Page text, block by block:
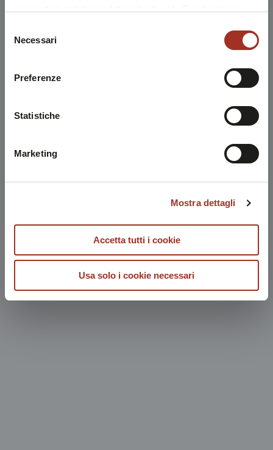
nostro sito, con i nostri partner che si occupano di analisi
dei dati web, pubblicità e social media, i quali potrebbero
combinarle con altre informazioni che l'utente ha fornito
loro o che sono stati raccolti durante l'utilizzo dei loro
Chiudendo questo disclaimer si prosegue la navigazione
solo con i cookie tecnici necessari. A questa pagina è
delNecessari
Preferenze
Statistiche
Marketing
Mostra dettagli
Accetta tutti i cookie
Usa solo i cookie necessari